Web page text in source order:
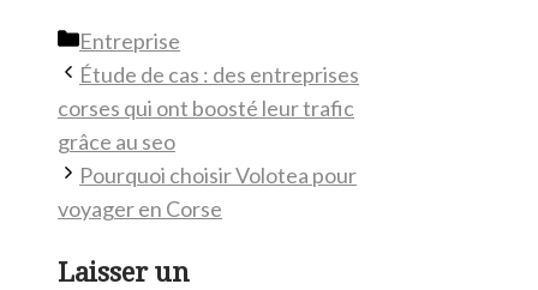
Catégories
Entreprise
Étude de cas : des entreprises
corses qui ont boosté leur trafic
grâce au seo
Pourquoi choisir Volotea pour
voyager en Corse
Laisser un